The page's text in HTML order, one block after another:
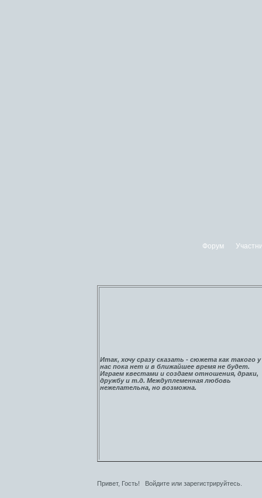
Форум
Итак, хочу сразу сказать - сюжета как такого у
нас пока нет и в ближайшее время не будет.
Играем квестами и создаем отношения, драки,
дружбу и т.д. Междуплеменная любовь
нежелательна, но возможна.
Привет, Гость! Войдитеили зарегистрируйтесь.